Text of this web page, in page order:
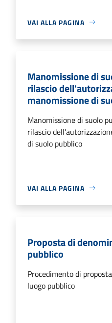
VAI ALLA PAGINA
Manomissione di
rilascio
manomissione di
Manomissione di suolo
rilascio
di suolo pubblico
VAI ALLA PAGINA
Proposta di
pubblico
Procedimento di
luogo pubblico